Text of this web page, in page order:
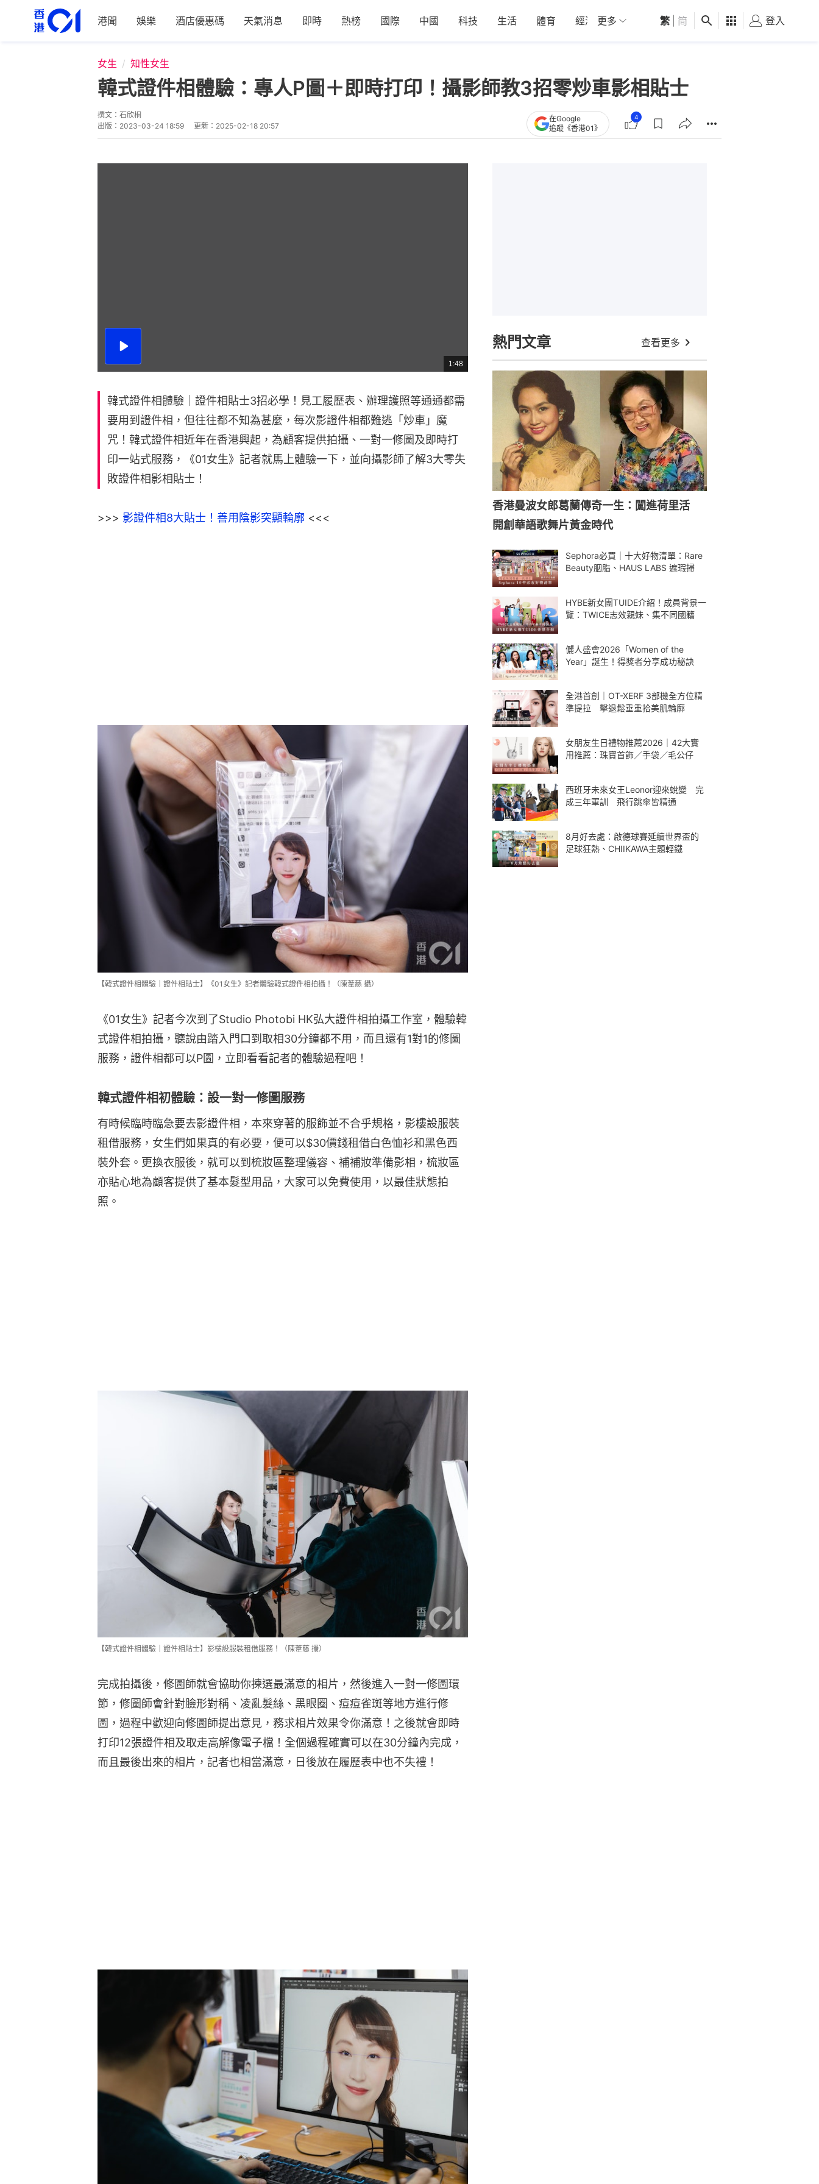
港聞 娛樂 酒店優惠碼 天氣消息 即時 熱榜 國際 中國 科技 生活 體育 經濟 01深圳 觀點 健康 好食玩飛
更多 繁 简 登入
女生 知性女生
韓式證件相體驗：專人P圖＋即時打印！攝影師教3招零炒車影相貼士
撰文： 石欣桐
出版： 2023-03-24 18:59 更新： 2025-02-18 20:57
在Google
追蹤《香港01》
4
播
總
共
1:48
韓式證件相體驗｜證件相貼士3招必學！見工履歷表、辦理護照等通通都需
要用到證件相，但往往都不知為甚麼，每次影證件相都難逃「炒車」魔
咒！韓式證件相近年在香港興起，為顧客提供拍攝、一對一修圖及即時打
印一站式服務，《01女生》記者就馬上體驗一下，並向攝影師了解3大零失
敗證件相影相貼士！
>>> 影證件相8大貼士！善用陰影突顯輪廓 <<<
【韓式證件相體驗｜證件相貼士】《01女生》記者體驗韓式證件相拍攝！（陳葦慈 攝）
《01女生》記者今次到了Studio Photobi HK弘大證件相拍攝工作室，體驗韓
式證件相拍攝，聽說由踏入門口到取相30分鐘都不用，而且還有1對1的修圖
服務，證件相都可以P圖，立即看看記者的體驗過程吧！
韓式證件相初體驗：設一對一修圖服務
有時候臨時臨急要去影證件相，本來穿著的服飾並不合乎規格，影樓設服裝
租借服務，女生們如果真的有必要，便可以$30價錢租借白色恤衫和黑色西
裝外套。更換衣服後，就可以到梳妝區整理儀容、補補妝準備影相，梳妝區
亦貼心地為顧客提供了基本髮型用品，大家可以免費使用，以最佳狀態拍
照。
【韓式證件相體驗｜證件相貼士】影樓設服裝租借服務！（陳葦慈 攝）
完成拍攝後，修圖師就會協助你揀選最滿意的相片，然後進入一對一修圖環
節，修圖師會針對臉形對稱、凌亂髮絲、黑眼圈、痘痘雀斑等地方進行修
圖，過程中歡迎向修圖師提出意見，務求相片效果令你滿意！之後就會即時
打印12張證件相及取走高解像電子檔！全個過程確實可以在30分鐘內完成，
而且最後出來的相片，記者也相當滿意，日後放在履歷表中也不失禮！
熱門文章 查看更多
香港曼波女郎葛蘭傳奇一生：闖進荷里活
開創華語歌舞片黃金時代
Sephora必買｜十大好物清單：Rare
Beauty胭脂、HAUS LABS 遮瑕掃
HYBE新女團TUIDE介紹！成員背景一
覽：TWICE志效親妹、集不同國籍
儷人盛會2026「Women of the
Year」誕生！得獎者分享成功秘訣
全港首創｜OT-XERF 3部機全方位精
準提拉 擊退鬆垂重拾美肌輪廓
女朋友生日禮物推薦2026｜42大實
用推薦：珠寶首飾／手袋／毛公仔
西班牙未來女王Leonor迎來蛻變 完
成三年軍訓 飛行跳傘皆精通
8月好去處：啟德球賽延續世界盃的
足球狂熱、CHIIKAWA主題輕鐵